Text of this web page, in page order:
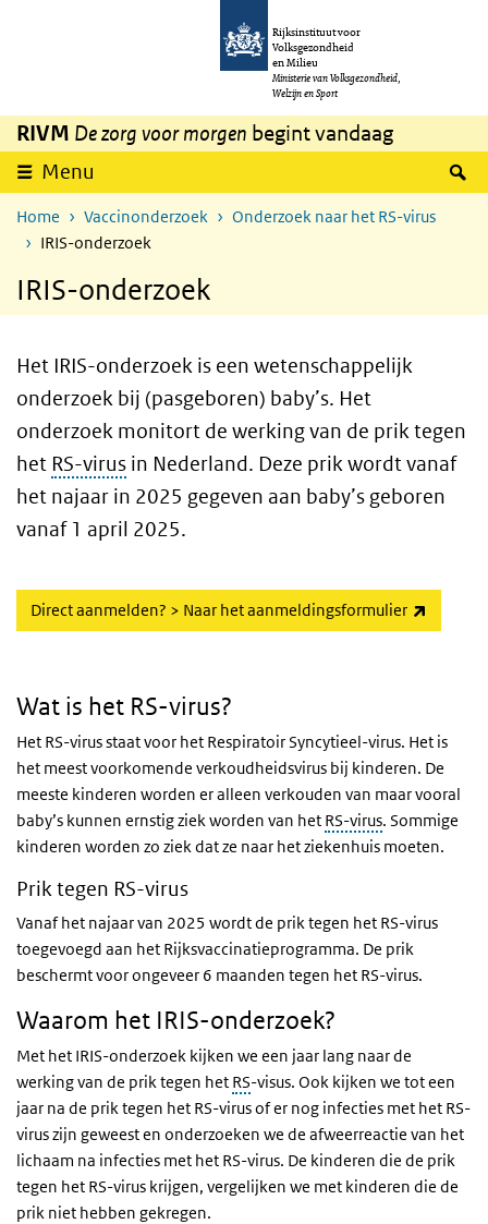
Overslaan en naar de inhoud gaan
Rijksinstituut voor
Volksgezondheid
en Milieu
Ministerie van Volksgezondheid,
Welzijn en Sport
RIVM De zorg voor morgen begint vandaag
Menu
Home Vaccinonderzoek
Onderzoek naar het RS-virus
IRIS-onderzoek
IRIS-onderzoek
Het IRIS-onderzoek is een wetenschappelijk
onderzoek bij (pasgeboren) baby’s. Het
onderzoek monitort de werking van de prik tegen
het RS-virus in Nederland. Deze prik wordt vanaf
het najaar in 2025 gegeven aan baby’s geboren
vanaf 1 april 2025.
Direct aanmelden? > Naar het aanmeldingsformulier
Wat is het RS-virus?
Het RS-virus staat voor het Respiratoir Syncytieel-virus. Het is
het meest voorkomende verkoudheidsvirus bij kinderen. De
meeste kinderen worden er alleen verkouden van maar vooral
baby’s kunnen ernstig ziek worden van het RS-virus. Sommige
kinderen worden zo ziek dat ze naar het ziekenhuis moeten.
Prik tegen RS-virus
Vanaf het najaar van 2025 wordt de prik tegen het RS-virus
toegevoegd aan het Rijksvaccinatieprogramma. De prik
beschermt voor ongeveer 6 maanden tegen het RS-virus.
Waarom het IRIS-onderzoek?
Met het IRIS-onderzoek kijken we een jaar lang naar de
werking van de prik tegen het RS-visus. Ook kijken we tot een
jaar na de prik tegen het RS-virus of er nog infecties met het RS-
virus zijn geweest en onderzoeken we de afweerreactie van het
lichaam na infecties met het RS-virus. De kinderen die de prik
tegen het RS-virus krijgen, vergelijken we met kinderen die de
prik niet hebben gekregen.